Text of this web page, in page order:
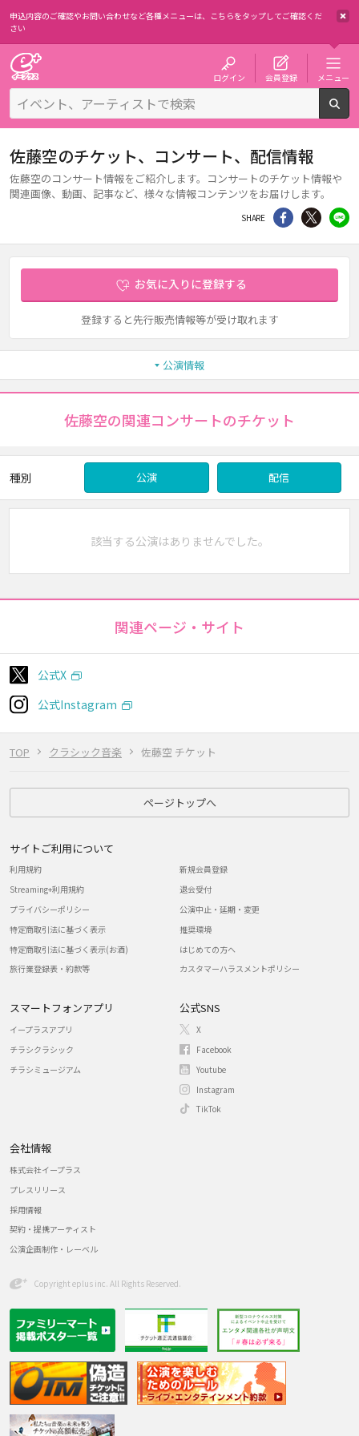
申込内容のご確認やお問い合わせなど各種メニューは、 こちらをタップしてご確認くだ
さい
ログイン 会員登録 メニュー
TOP クラシック音楽 佐藤空 チケット
佐藤空のチケット、コンサート、配信情報
佐藤空のコンサート情報をご紹介します。コンサートのチケット情報や
関連画像、動画、記事など、様々な情報コンテンツをお届けします。
SHARE シェア Twitter
お気に入りに登録する
登録すると先行販売情報等が受け取れます
公演情報
佐藤空の関連コンサートのチケット
種別 公演 配信
該当する公演はありませんでした。
関連ページ・サイト
公式X
公式Instagram
ページトップへ
サイトご利用について
利用規約
Streaming+利用規約
プライバシーポリシー
特定商取引法に基づく表示
特定商取引法に基づく表示(お酒)
旅行業登録表・約款等
新規会員登録
退会受付
公演中止・延期・変更
推奨環境
はじめての方へ
カスタマーハラスメントポリシー
スマートフォンアプリ
イープラスアプリ
チラシクラシック
チラシミュージアム
公式SNS
X
Facebook
Youtube
Instagram
TikTok
会社情報
株式会社イープラス
プレスリリース
採用情報
契約・提携アーティスト
公演企画制作・レーベル
Copyright eplus inc. All Rights Reserved.